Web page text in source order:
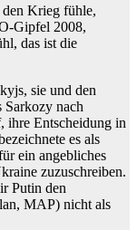
Krieg fühle,
Gipfel 2008,
das ist die
sie und den
Sarkozy nach
ihre Entscheidung in
es als
ein angebliches
zuzuschreiben.
Putin den
MAP) nicht als